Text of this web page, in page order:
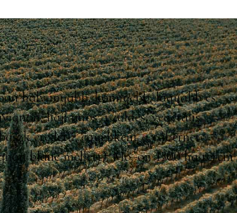
halványabb, könnyebb, lágyabb és
hajlamos a zöldes, vegetális
eredetű, egyébként a cabernet
blanc mellett). Mo.-on 1300 ha terem